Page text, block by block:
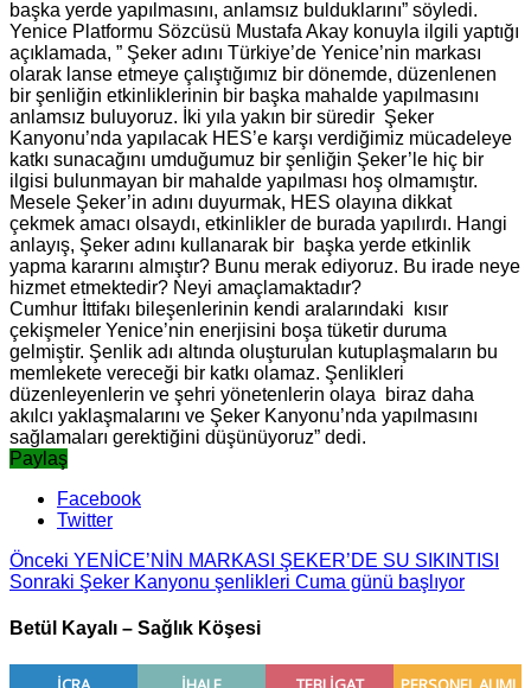
başka yerde yapılmasını, anlamsız bulduklarını” söyledi.
Yenice Platformu Sözcüsü Mustafa Akay konuyla ilgili yaptığı
açıklamada, ” Şeker adını Türkiye’de Yenice’nin markası
olarak lanse etmeye çalıştığımız bir dönemde, düzenlenen
bir şenliğin etkinliklerinin bir başka mahalde yapılmasını
anlamsız buluyoruz. İki yıla yakın bir süredir Şeker
Kanyonu’nda yapılacak HES’e karşı verdiğimiz mücadeleye
katkı sunacağını umduğumuz bir şenliğin Şeker’le hiç bir
ilgisi bulunmayan bir mahalde yapılması hoş olmamıştır.
Mesele Şeker’in adını duyurmak, HES olayına dikkat
çekmek amacı olsaydı, etkinlikler de burada yapılırdı. Hangi
anlayış, Şeker adını kullanarak bir başka yerde etkinlik
yapma kararını almıştır? Bunu merak ediyoruz. Bu irade neye
hizmet etmektedir? Neyi amaçlamaktadır?
Cumhur İttifakı bileşenlerinin kendi aralarındaki kısır
çekişmeler Yenice’nin enerjisini boşa tüketir duruma
gelmiştir. Şenlik adı altında oluşturulan kutuplaşmaların bu
memlekete vereceği bir katkı olamaz. Şenlikleri
düzenleyenlerin ve şehri yönetenlerin olaya biraz daha
akılcı yaklaşmalarını ve Şeker Kanyonu’nda yapılmasını
sağlamaları gerektiğini düşünüyoruz” dedi.
Paylaş
Facebook
Twitter
Önceki YENİCE’NİN MARKASI ŞEKER’DE SU SIKINTISI
Sonraki Şeker Kanyonu şenlikleri Cuma günü başlıyor
Betül Kayalı – Sağlık Köşesi